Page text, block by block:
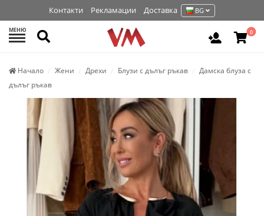
Контакти Рекламации Доставка BG
МЕНЮ Търси Вход /0
Начало Жени Дрехи Блузи с дълъг ръкав
Дамска блуза с
дълъг ръкав